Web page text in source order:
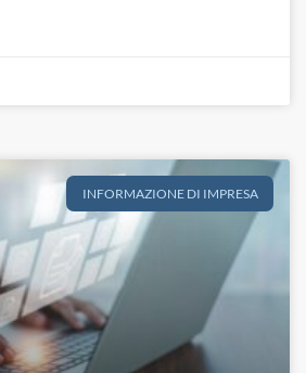
INFORMAZIONE DI IMPRESA